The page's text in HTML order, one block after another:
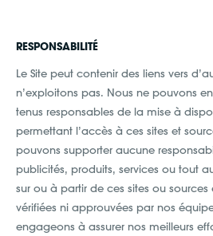
RESPONSABILITÉ
Le Site peut contenir des liens vers
n’exploitons pas. Nous ne pouvons
tenus responsables de la mise à
permettant l’accès à ces sites et
pouvons supporter aucune
publicités, produits, services ou tout
sur ou à partir de ces sites ou sources
vérifiées ni approuvées par nos
engageons à assurer nos meilleurs